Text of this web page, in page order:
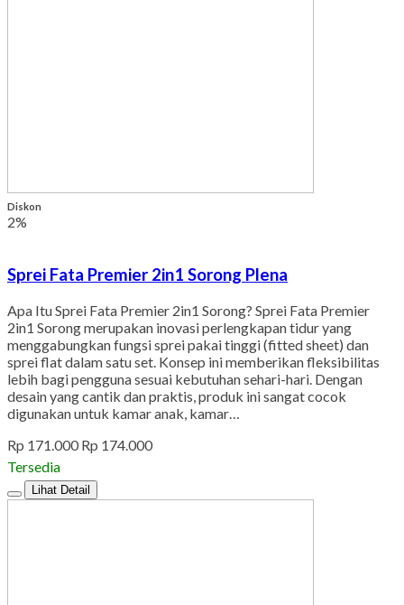
Diskon
2%
Sprei Fata Premier 2in1 Sorong Plena
Apa Itu Sprei Fata Premier 2in1 Sorong? Sprei Fata Premier
2in1 Sorong merupakan inovasi perlengkapan tidur yang
menggabungkan fungsi sprei pakai tinggi (fitted sheet) dan
sprei flat dalam satu set. Konsep ini memberikan fleksibilitas
lebih bagi pengguna sesuai kebutuhan sehari-hari. Dengan
desain yang cantik dan praktis, produk ini sangat cocok
digunakan untuk kamar anak, kamar…
Rp 171.000 Rp 174.000
Tersedia
Lihat Detail